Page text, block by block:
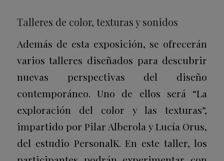
Talleres de color, texturas y sonidos
Además de esta exposición, se ofrecerán
varios talleres diseñados para descubrir
nuevas perspectivas del diseño
contemporáneo. Uno de ellos será “La
exploración del color y las texturas”,
impartido por Pilar Alberola y Lucía Orus,
del estudio PersonalK. En este taller, los